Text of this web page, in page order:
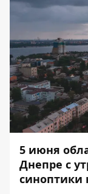
5 июня
Днепре с
синоптики